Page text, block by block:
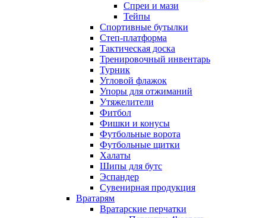
Спреи и мази
Тейпы
Спортивные бутылки
Степ-платформа
Тактическая доска
Тренировочный инвентарь
Турник
Угловой флажок
Упоры для отжиманий
Утяжелители
Фитбол
Фишки и конусы
Футбольные ворота
Футбольные щитки
Халаты
Шипы для бутс
Эспандер
Сувенирная продукция
Вратарям
Вратарские перчатки